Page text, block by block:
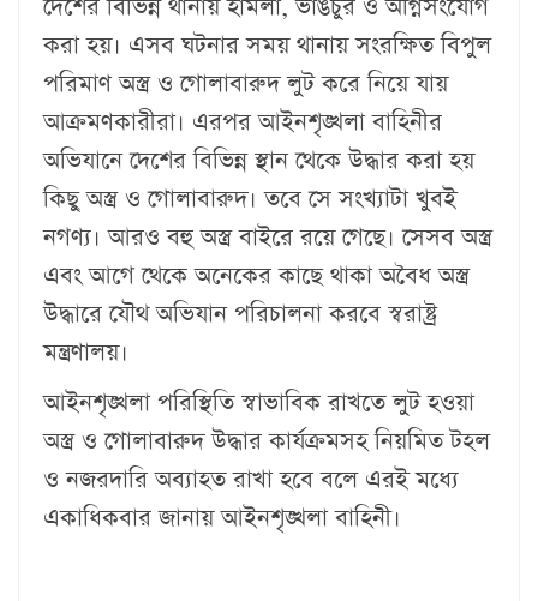
করা হয়। এসব ঘটনার সময় থানায় সংরক্ষিত বিপুল
পরিমাণ অস্ত্র ও গোলাবারুদ লুট করে নিয়ে যায়
আক্রমণকারীরা। এরপর আইনশৃঙ্খলা বাহিনীর
অভিযানে দেশের বিভিন্ন স্থান থেকে উদ্ধার করা হয়
কিছু অস্ত্র ও গোলাবারুদ। তবে সে সংখ্যাটা খুবই
নগণ্য। আরও বহু অস্ত্র বাইরে রয়ে গেছে। সেসব অস্ত্র
এবং আগে থেকে অনেকের কাছে থাকা অবৈধ অস্ত্র
উদ্ধারে যৌথ অভিযান পরিচালনা করবে স্বরাষ্ট্র
মন্ত্রণালয়।
আইনশৃঙ্খলা পরিস্থিতি স্বাভাবিক রাখতে লুট হওয়া
অস্ত্র ও গোলাবারুদ উদ্ধার কার্যক্রমসহ নিয়মিত টহল
ও নজরদারি অব্যাহত রাখা হবে বলে এরই মধ্যে
একাধিকবার জানায় আইনশৃঙ্খলা বাহিনী।